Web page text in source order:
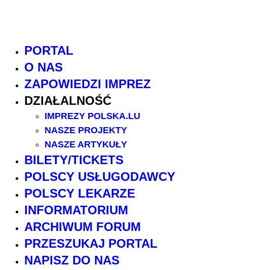
PORTAL
O NAS
ZAPOWIEDZI IMPREZ
DZIAŁALNOŚĆ
IMPREZY POLSKA.LU
NASZE PROJEKTY
NASZE ARTYKUŁY
BILETY/TICKETS
POLSCY USŁUGODAWCY
POLSCY LEKARZE
INFORMATORIUM
ARCHIWUM FORUM
PRZESZUKAJ PORTAL
NAPISZ DO NAS